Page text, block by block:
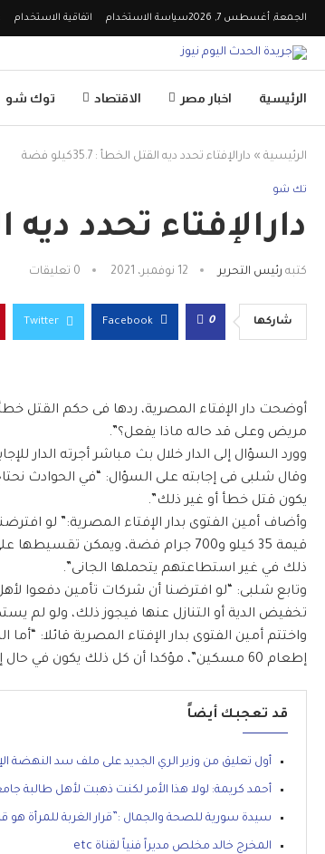
الجمعة, أغسطس 7, 2026 سياسة الاستخدام اتفاقية الاستخدام
الرئيسية اخبار مصر الاقتصاد توك شو
الرئيسية » دارالإفتاء تحدد ديه القتل الخطأ : 35.7كيلو فضة
تك شو
دارالإفتاء تحدد ديه القتل
كتبه رئيس التحرير 12 نوفمبر، 2021 0 تعليقات
شاركها 0
Facebook
Twitter
أوضحت دار الإفتاء المصرية، ردها فى حكم
مريض وعلى قد حاله ماذا يفعل؟”.
وورد السؤال إلى الدار خلال بث مباشر أجرته الدار
وقال شلبى فى إجابته على السؤال: “في الحوادث
يكون قتل خطأ أو غير ذلك”.
وأضاف أمين الفتوى بدار الإفتاء المصرية:” لو
ذلك في غير استطاعتهم يتحملها الجانى”.
وتابع شلبى: “لو افترضنا أن شركات تأمين دفعوا
تخفيض الدية أو التنازل عنها فيجوز ذلك، ولو لم
واختتم أمين الفتوى بدار الإفتاء المصرية قائلا:
إطعام 60 مسكين”، مؤكدا أن كل ذلك يكون في حال إقرار المحكمة بأن القتل خطأ.
قد تعجبك أيضاً
أول تعليق من وزير الري الجديد على ملف سد النهضة
أحمد كريمة: لولا هذا الأمر لكنت ذهبت لأهل طالبة
سيدة سورية للصحة والجمال :”قرار الغربة للمرأة هو
المخرج خالد مخلص مديراً فنياً لقناة etc